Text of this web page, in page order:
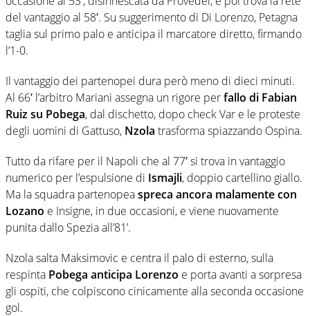
del vantaggio al 58′. Su suggerimento di Di Lorenzo, Petagna
taglia sul primo palo e anticipa il marcatore diretto, firmando
l’1-0.
Il vantaggio dei partenopei dura però meno di dieci minuti.
Al 66′ l’arbitro Mariani assegna un rigore perfallo di Fabian
Ruiz su Pobega, dal dischetto, dopo check Var e le proteste
degli uomini di Gattuso, Nzola trasforma spiazzando Ospina.
Tutto da rifare per il Napoli che al 77′ si trova in vantaggio
numerico per l’espulsione di Ismajli, doppio cartellino giallo.
Ma la squadra partenopeaspreca ancora malamente con
Lozano e Insigne, in due occasioni, e viene nuovamente
punita dallo Spezia all’81’.
Nzola salta Maksimovic e centra il palo di esterno, sulla
respinta Pobega anticipa Lorenzo e porta avanti a sorpresa
gli ospiti, che colpiscono cinicamente alla seconda occasione
gol.